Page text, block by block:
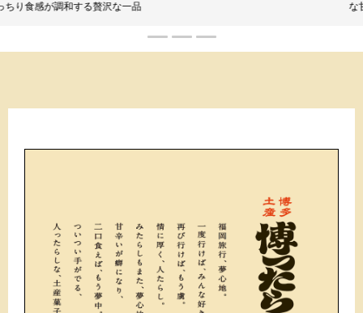
な甘みと旨みが感じられる饅頭です